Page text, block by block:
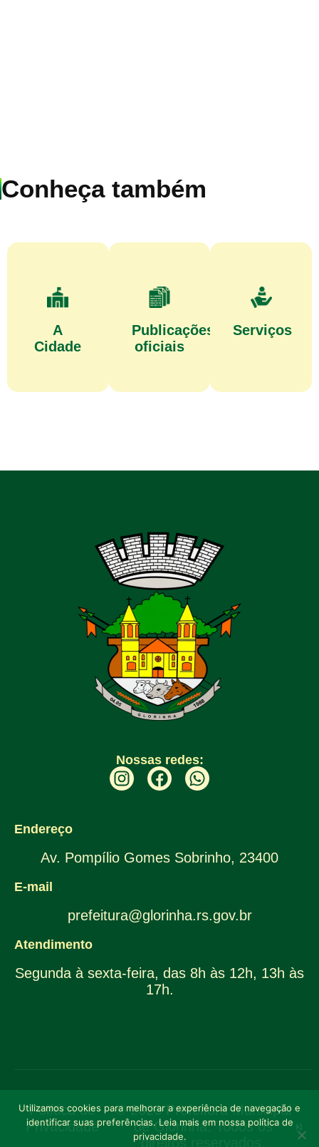
Conheça também
A
Cidade
Publicações
oficiais
Serviços
Nossas redes:
Endereço
Av. Pompílio Gomes Sobrinho, 23400
E-mail
prefeitura@glorinha.rs.gov.br
Atendimento
Segunda à sexta-feira, das 8h às 12h, 13h às
17h.
Política de
Privacidade
© 2026 Prefeitura Municipal
de Glorinha. Todos os
direitos reservados.
Utilizamos cookies para melhorar a experiência de navegação e
identificar suas preferências. Leia mais em nossa política de
privacidade.